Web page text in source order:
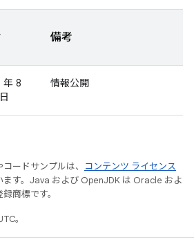
備考
年 8
情報公開
ードサンプルは、
コンテンツ ライセンス
ます。Java および OpenJDK は Oracle およ
商標です。
。